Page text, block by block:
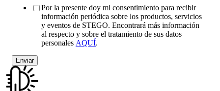
Por la presente doy mi consentimiento para recibir
información periódica sobre los productos, servicios
y eventos de STEGO. Encontrará más información
al respecto y sobre el tratamiento de sus datos
personales AQUÍ.